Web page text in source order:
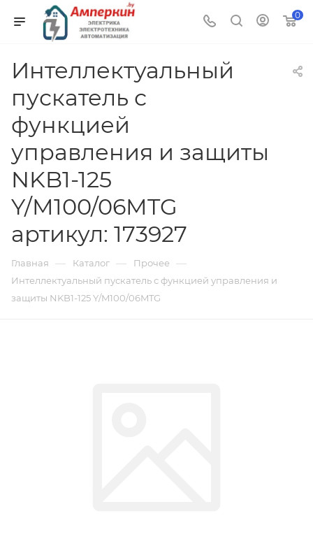
0
Интеллектуальный
пускатель с
функцией
управления и защиты
NKB1-125
Y/M100/06MTG
артикул: 173927
Главная — Каталог — Прочее —
Интеллектуальный пускатель с функцией управления и
защиты NKB1-125 Y/M100/06MTG